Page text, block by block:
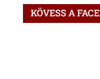
KÖVESS A